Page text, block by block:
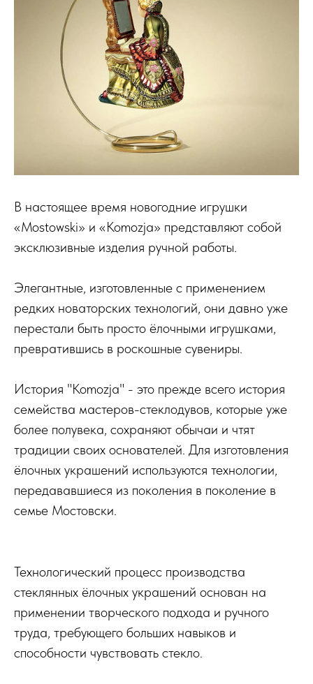
В настоящее время новогодние игрушки
«Mostowski» и «Komozja» представляют собой
эксклюзивные изделия ручной работы.
Элегантные, изготовленные с применением
редких новаторских технологий, они давно уже
перестали быть просто ёлочными игрушками,
превратившись в роскошные сувениры.
История "Komozja" - это прежде всего история
семейства мастеров-стеклодувов, которые уже
более полувека, сохраняют обычаи и чтят
традиции своих основателей. Для изготовления
ёлочных украшений используются технологии,
передававшиеся из поколения в поколение в
семье Мостовски.
Технологический процесс производства
стеклянных ёлочных украшений основан на
применении творческого подхода и ручного
труда, требующего больших навыков и
способности чувствовать стекло.